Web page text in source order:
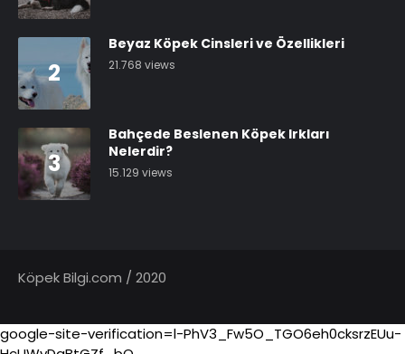
2
Beyaz Köpek Cinsleri ve Özellikleri
21.768 views
3
Bahçede Beslenen Köpek Irkları
Nelerdir?
15.129 views
Köpek Bilgi.com / 2020
google-site-verification=l-PhV3_Fw5O_TGO6eh0cksrzEUu-